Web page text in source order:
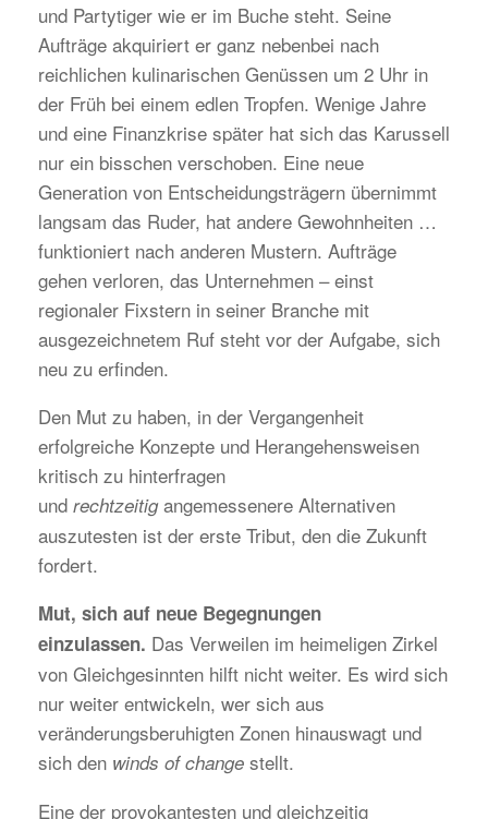
und Partytiger wie er im Buche steht. Seine
Aufträge akquiriert er ganz nebenbei nach
reichlichen kulinarischen Genüssen um 2 Uhr in
der Früh bei einem edlen Tropfen. Wenige Jahre
und eine Finanzkrise später hat sich das Karussell
nur ein bisschen verschoben. Eine neue
Generation von Entscheidungsträgern übernimmt
langsam das Ruder, hat andere Gewohnheiten …
funktioniert nach anderen Mustern. Aufträge
gehen verloren, das Unternehmen – einst
regionaler Fixstern in seiner Branche mit
ausgezeichnetem Ruf steht vor der Aufgabe, sich
neu zu erfinden.
Den Mut zu haben, in der Vergangenheit
erfolgreiche Konzepte und Herangehensweisen
kritisch zu hinterfragen
und rechtzeitigangemessenere Alternativen
auszutesten ist der erste Tribut, den die Zukunft
fordert.
Mut, sich auf neue Begegnungen
einzulassen. Das Verweilen im heimeligen Zirkel
von Gleichgesinnten hilft nicht weiter. Es wird sich
nur weiter entwickeln, wer sich aus
veränderungsberuhigten Zonen hinauswagt und
sich den winds of change stellt.
Eine der provokantesten und gleichzeitig